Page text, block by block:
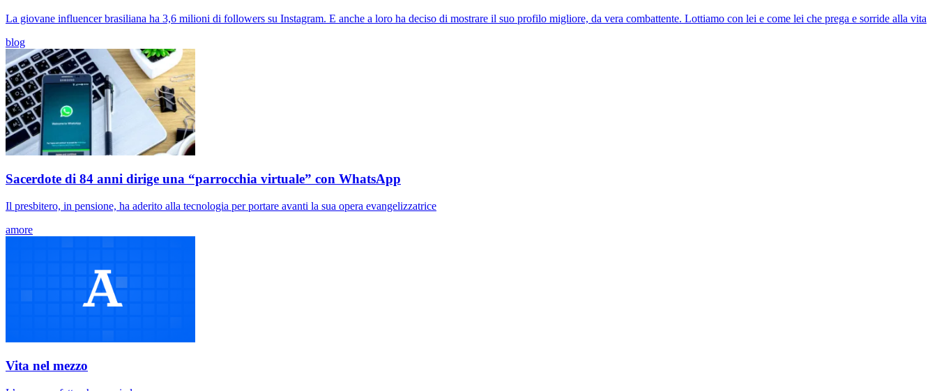
La giovane influencer brasiliana ha 3,6 milioni di followers su Instagram. E anche a loro ha deciso di mostrare il suo profilo migliore, da vera combattente. Lottiamo con lei e come lei che prega e sorride alla vita
blog
Sacerdote di 84 anni dirige una “parrocchia virtuale” con WhatsApp
Il presbitero, in pensione, ha aderito alla tecnologia per portare avanti la sua opera evangelizzatrice
amore
Vita nel mezzo